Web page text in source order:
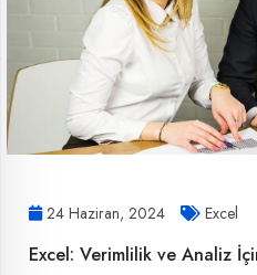
24 Haziran, 2024 Excel
Excel: Verimlilik ve Analiz